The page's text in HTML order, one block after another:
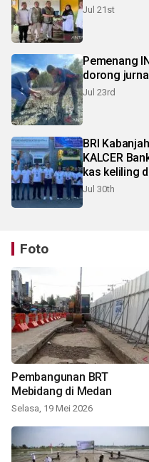
Jul 21st
Pemenang
dorong
Jul 23rd
BRI
KALCER
kas keliling
pelosok Karo
Jul 30th
Foto
Pembangunan BRT
Mebidang di Medan
Selasa, 19 Mei 2026